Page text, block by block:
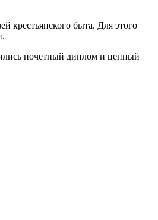
крестьянского быта. Для этого
почетный диплом и ценный